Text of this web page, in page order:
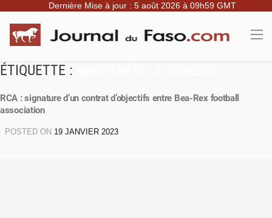
Dernière Mise à jour : 5 août 2026 à 09h59 GMT
ÉTIQUETTE :
RCA : signature d’un contrat d’objectifs entre Bea-Rex football
association
POSTED ON 19 JANVIER 2023